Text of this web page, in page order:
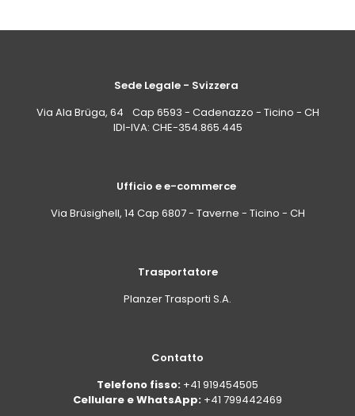
Sede Legale - Svizzera
Via Ala Brüga, 64 Cap 6593 - Cadenazzo - Ticino - CH
IDI-IVA: CHE-354.865.445
Ufficio e e-commerce
Via Brüsighell, 14 Cap 6807 - Taverne - Ticino - CH
Trasportatore
Planzer Trasporti S.A.
Contatto
Telefono fisso: +41 919454505
Cellulare e WhatsApp: +41 799442469